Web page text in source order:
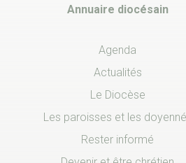
Annuaire diocésain
Agenda
Actualités
Le Diocèse
Les paroisses et les
Rester informé